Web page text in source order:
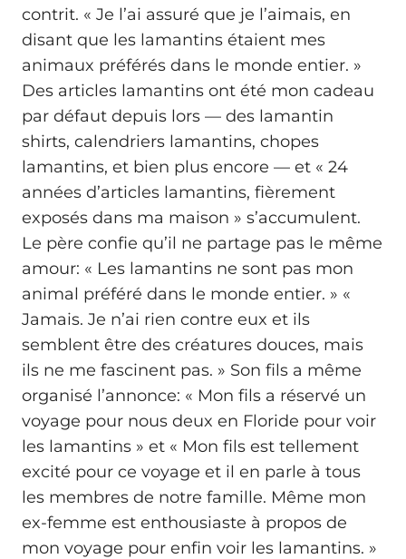
contrit. « Je l’ai assuré que je l’aimais, en
disant que les lamantins étaient mes
animaux préférés dans le monde entier. »
Des articles lamantins ont été mon cadeau
par défaut depuis lors — des lamantin
shirts, calendriers lamantins, chopes
lamantins, et bien plus encore — et « 24
années d’articles lamantins, fièrement
exposés dans ma maison » s’accumulent.
Le père confie qu’il ne partage pas le même
amour: « Les lamantins ne sont pas mon
animal préféré dans le monde entier. » «
Jamais. Je n’ai rien contre eux et ils
semblent être des créatures douces, mais
ils ne me fascinent pas. » Son fils a même
organisé l’annonce: « Mon fils a réservé un
voyage pour nous deux en Floride pour voir
les lamantins » et « Mon fils est tellement
excité pour ce voyage et il en parle à tous
les membres de notre famille. Même mon
ex-femme est enthousiaste à propos de
mon voyage pour enfin voir les lamantins. »